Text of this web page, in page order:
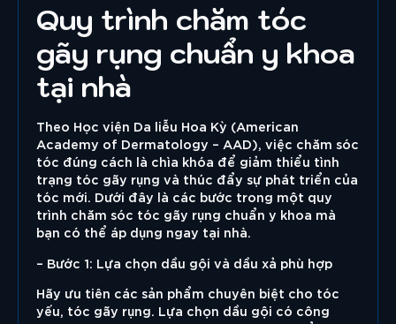
Quy trình chăm tóc
gãy rụng chuẩn y khoa
tại nhà
Theo Học viện Da liễu Hoa Kỳ (American
Academy of Dermatology – AAD), việc chăm sóc
tóc đúng cách là chìa khóa để giảm thiểu tình
trạng tóc gãy rụng và thúc đẩy sự phát triển của
tóc mới. Dưới đây là các bước trong một quy
trình chăm sóc tóc gãy rụng chuẩn y khoa mà
bạn có thể áp dụng ngay tại nhà.
– Bước 1: Lựa chọn dầu gội và dầu xả phù hợp
Hãy ưu tiên các sản phẩm chuyên biệt cho tóc
yếu, tóc gãy rụng. Lựa chọn dầu gội có công